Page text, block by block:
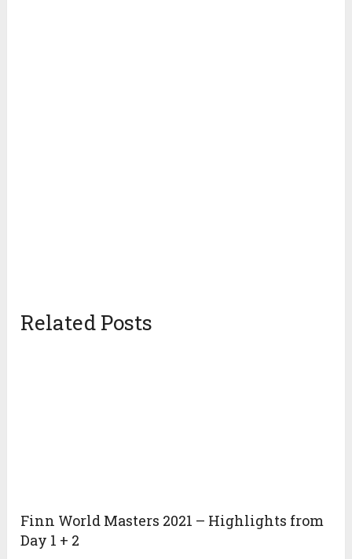
Related Posts
Finn World Masters 2021 – Highlights from
Day 1 + 2